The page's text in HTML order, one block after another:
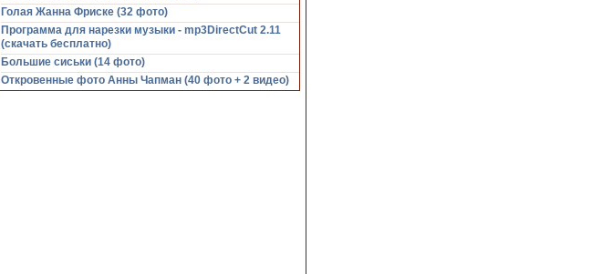
Голая Жанна Фриске (32 фото)
Программа для нарезки музыки - mp3DirectCut 2.11
(cкачать бесплатно)
Большие сиськи (14 фото)
Откровенные фото Анны Чапман (40 фото + 2 видео)